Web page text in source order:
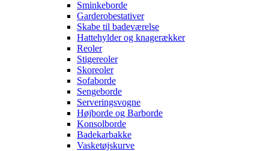
Sminkeborde
Garderobestativer
Skabe til badeværelse
Hattehylder og knagerækker
Reoler
Stigereoler
Skoreoler
Sofaborde
Sengeborde
Serveringsvogne
Højborde og Barborde
Konsolborde
Badekarbakke
Vasketøjskurve